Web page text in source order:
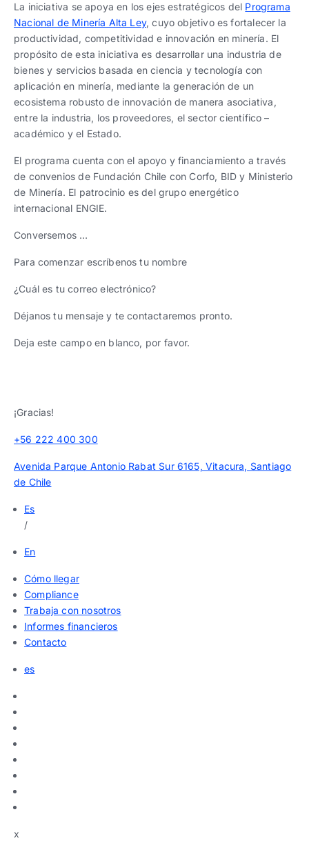
La iniciativa se apoya en los ejes estratégicos del Programa
Nacional de Minería Alta Ley, cuyo objetivo es fortalecer la
productividad, competitividad e innovación en minería. El
propósito de esta iniciativa es desarrollar una industria de
bienes y servicios basada en ciencia y tecnología con
aplicación en minería, mediante la generación de un
ecosistema robusto de innovación de manera asociativa,
entre la industria, los proveedores, el sector científico –
académico y el Estado.
El programa cuenta con el apoyo y financiamiento a través
de convenios de Fundación Chile con Corfo, BID y Ministerio
de Minería. El patrocinio es del grupo energético
internacional ENGIE.
Conversemos …
Para comenzar escríbenos tu nombre
¿Cuál es tu correo electrónico?
Déjanos tu mensaje y te contactaremos pronto.
Deja este campo en blanco, por favor.
¡Gracias!
+56 222 400 300
Avenida Parque Antonio Rabat Sur 6165, Vitacura, Santiago
de Chile
Es
/
En
Cómo llegar
Compliance
Trabaja con nosotros
Informes financieros
Contacto
es
x